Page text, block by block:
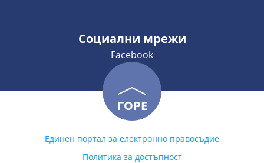
Социални мрежи
Facebook
ГОРЕ
Единен портал за електронно правосъдие
Политика за достъпност